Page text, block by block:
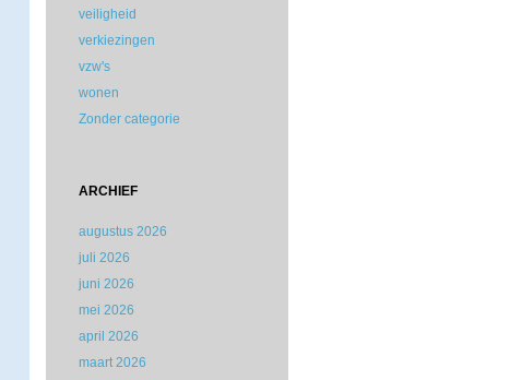
veiligheid
verkiezingen
vzw's
wonen
Zonder categorie
ARCHIEF
augustus 2026
juli 2026
juni 2026
mei 2026
april 2026
maart 2026